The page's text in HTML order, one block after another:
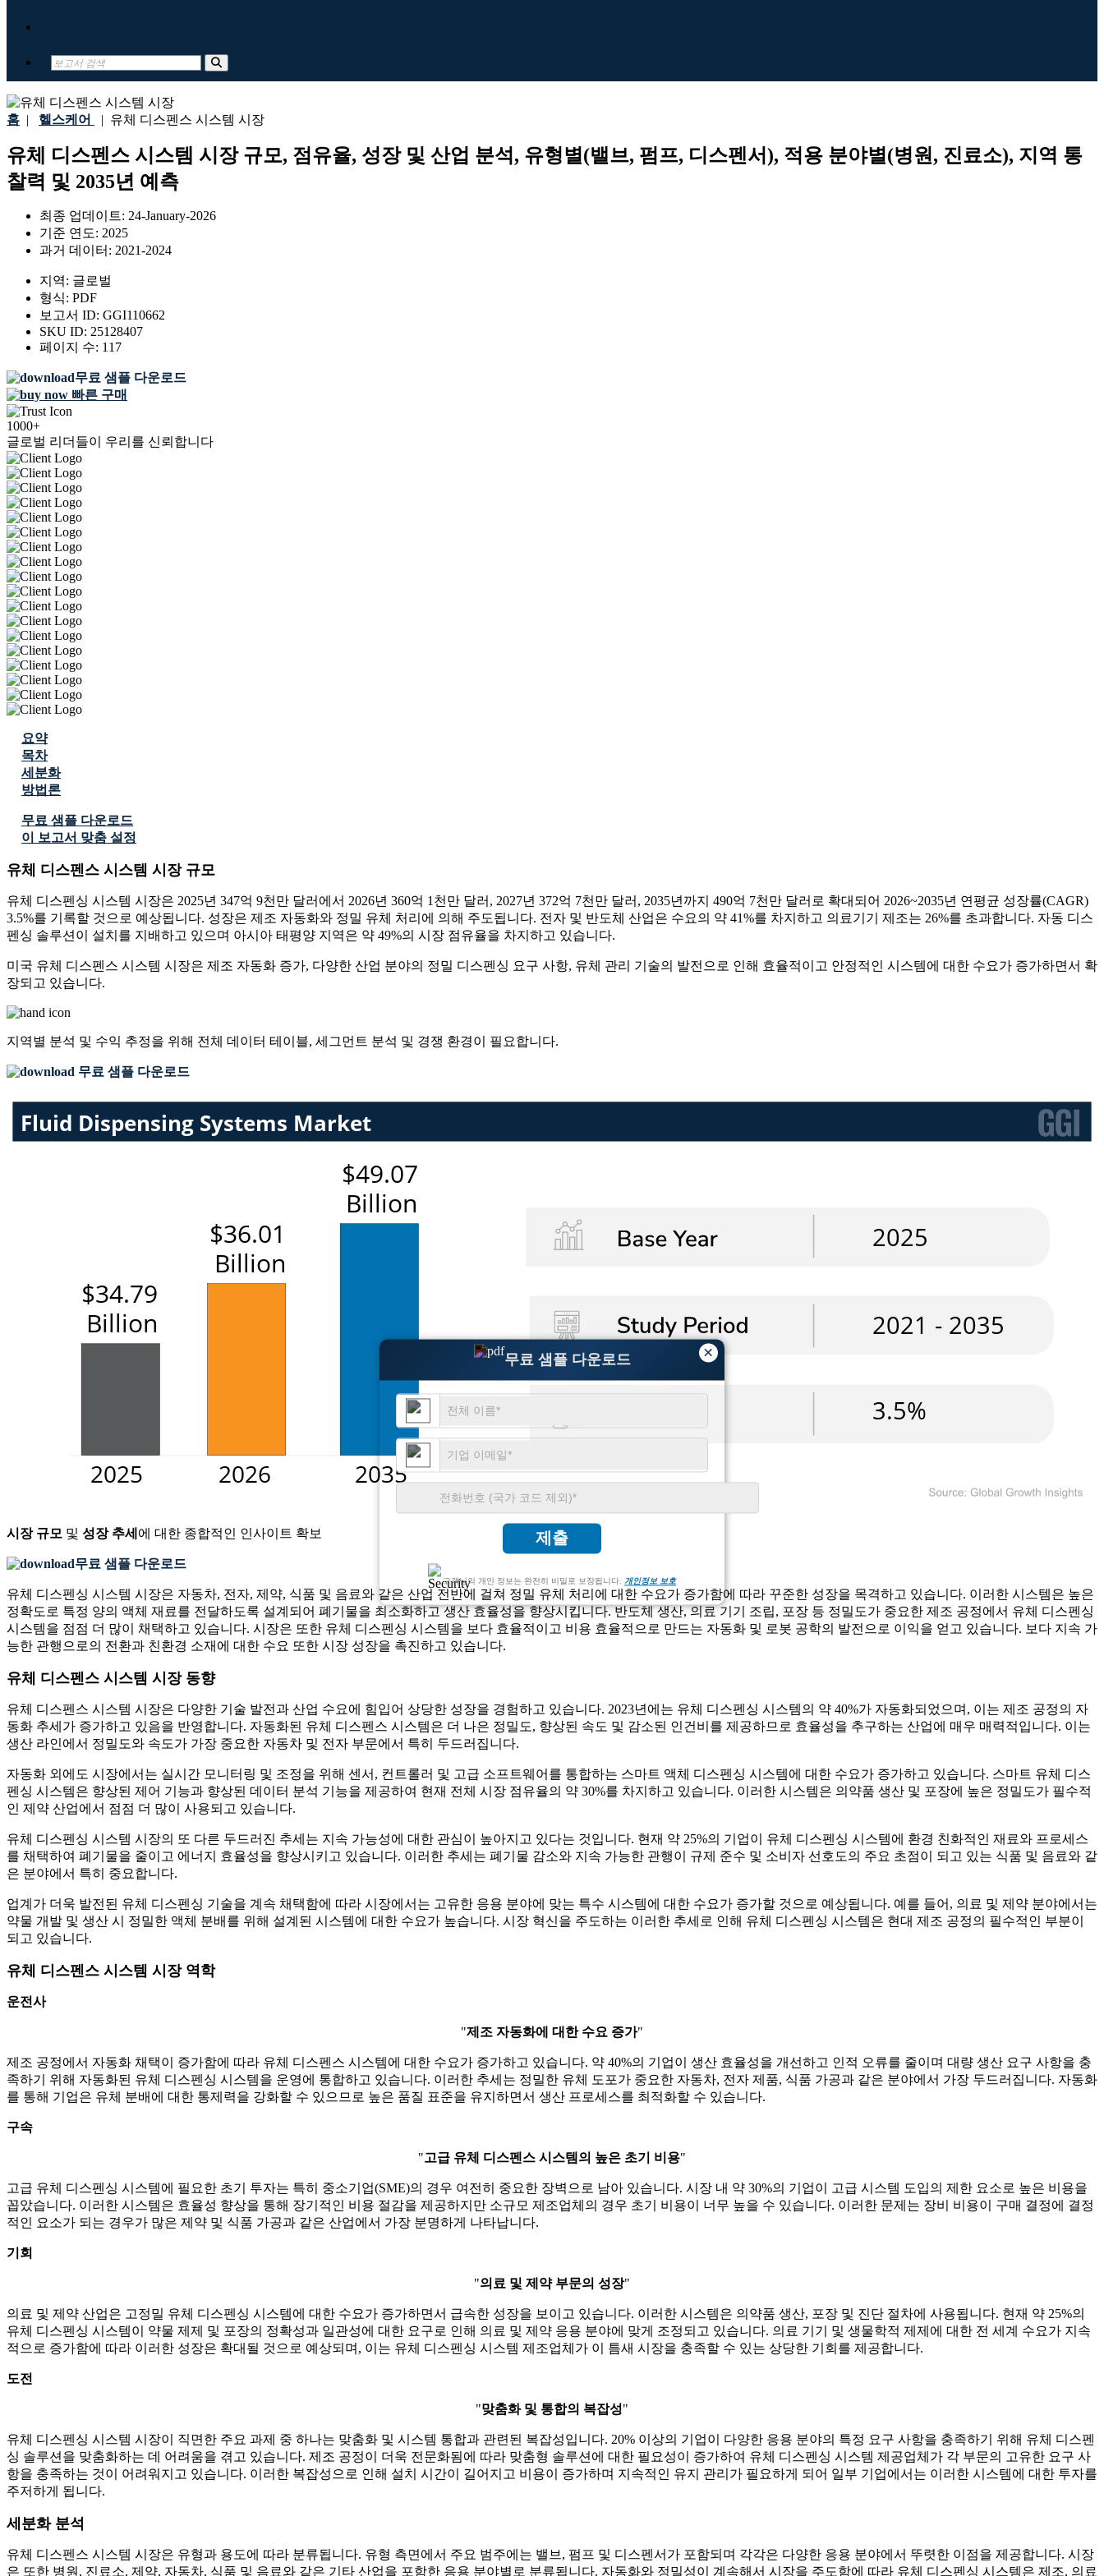
홈 | 헬스케어 | 유체 디스펜스 시스템 시장
유체 디스펜스 시스템 시장 규모, 점유율, 성장 및 산업 분석, 유형별(밸브, 펌프, 디스펜서), 적용 분야별(병원, 진료소), 지역 통
찰력 및 2035년 예측
최종 업데이트: 24-January-2026
기준 연도: 2025
과거 데이터: 2021-2024
지역: 글로벌
형식: PDF
보고서 ID: GGI110662
SKU ID: 25128407
페이지 수: 117
무료 샘플 다운로드
빠른 구매
1000+
글로벌 리더들이 우리를 신뢰합니다
×
무료 샘플 다운로드
제출
고객님의 개인 정보는 완전히 비밀로 보장됩니다. 개인정보 보호
요약
목차
세분화
방법론
무료 샘플 다운로드
이 보고서 맞춤 설정
유체 디스펜스 시스템 시장 규모
유체 디스펜싱 시스템 시장은 2025년 347억 9천만 달러에서 2026년 360억 1천만 달러, 2027년 372억 7천만 달러, 2035년까지 490억 7천만 달러로 확대되어 2026~2035년 연평균 성장률(CAGR)
3.5%를 기록할 것으로 예상됩니다. 성장은 제조 자동화와 정밀 유체 처리에 의해 주도됩니다. 전자 및 반도체 산업은 수요의 약 41%를 차지하고 의료기기 제조는 26%를 초과합니다. 자동 디스
펜싱 솔루션이 설치를 지배하고 있으며 아시아 태평양 지역은 약 49%의 시장 점유율을 차지하고 있습니다.
미국 유체 디스펜스 시스템 시장은 제조 자동화 증가, 다양한 산업 분야의 정밀 디스펜싱 요구 사항, 유체 관리 기술의 발전으로 인해 효율적이고 안정적인 시스템에 대한 수요가 증가하면서 확
장되고 있습니다.
지역별 분석 및 수익 추정을 위해 전체 데이터 테이블, 세그먼트 분석 및 경쟁 환경이 필요합니다.
무료 샘플 다운로드
시장 규모 및 성장 추세 에 대한 종합적인 인사이트 확보
무료 샘플 다운로드
유체 디스펜싱 시스템 시장은 자동차, 전자, 제약, 식품 및 음료와 같은 산업 전반에 걸쳐 정밀 유체 처리에 대한 수요가 증가함에 따라 꾸준한 성장을 목격하고 있습니다. 이러한 시스템은 높은
정확도로 특정 양의 액체 재료를 전달하도록 설계되어 폐기물을 최소화하고 생산 효율성을 향상시킵니다. 반도체 생산, 의료 기기 조립, 포장 등 정밀도가 중요한 제조 공정에서 유체 디스펜싱
시스템을 점점 더 많이 채택하고 있습니다. 시장은 또한 유체 디스펜싱 시스템을 보다 효율적이고 비용 효율적으로 만드는 자동화 및 로봇 공학의 발전으로 이익을 얻고 있습니다. 보다 지속 가
능한 관행으로의 전환과 친환경 소재에 대한 수요 또한 시장 성장을 촉진하고 있습니다.
유체 디스펜스 시스템 시장 동향
유체 디스펜스 시스템 시장은 다양한 기술 발전과 산업 수요에 힘입어 상당한 성장을 경험하고 있습니다. 2023년에는 유체 디스펜싱 시스템의 약 40%가 자동화되었으며, 이는 제조 공정의 자
동화 추세가 증가하고 있음을 반영합니다. 자동화된 유체 디스펜스 시스템은 더 나은 정밀도, 향상된 속도 및 감소된 인건비를 제공하므로 효율성을 추구하는 산업에 매우 매력적입니다. 이는
생산 라인에서 정밀도와 속도가 가장 중요한 자동차 및 전자 부문에서 특히 두드러집니다.
자동화 외에도 시장에서는 실시간 모니터링 및 조정을 위해 센서, 컨트롤러 및 고급 소프트웨어를 통합하는 스마트 액체 디스펜싱 시스템에 대한 수요가 증가하고 있습니다. 스마트 유체 디스
펜싱 시스템은 향상된 제어 기능과 향상된 데이터 분석 기능을 제공하여 현재 전체 시장 점유율의 약 30%를 차지하고 있습니다. 이러한 시스템은 의약품 생산 및 포장에 높은 정밀도가 필수적
인 제약 산업에서 점점 더 많이 사용되고 있습니다.
유체 디스펜싱 시스템 시장의 또 다른 두드러진 추세는 지속 가능성에 대한 관심이 높아지고 있다는 것입니다. 현재 약 25%의 기업이 유체 디스펜싱 시스템에 환경 친화적인 재료와 프로세스
를 채택하여 폐기물을 줄이고 에너지 효율성을 향상시키고 있습니다. 이러한 추세는 폐기물 감소와 지속 가능한 관행이 규제 준수 및 소비자 선호도의 주요 초점이 되고 있는 식품 및 음료와 같
은 분야에서 특히 중요합니다.
업계가 더욱 발전된 유체 디스펜싱 기술을 계속 채택함에 따라 시장에서는 고유한 응용 분야에 맞는 특수 시스템에 대한 수요가 증가할 것으로 예상됩니다. 예를 들어, 의료 및 제약 분야에서는
약물 개발 및 생산 시 정밀한 액체 분배를 위해 설계된 시스템에 대한 수요가 높습니다. 시장 혁신을 주도하는 이러한 추세로 인해 유체 디스펜싱 시스템은 현대 제조 공정의 필수적인 부분이
되고 있습니다.
유체 디스펜스 시스템 시장 역학
운전사
"제조 자동화에 대한 수요 증가"
제조 공정에서 자동화 채택이 증가함에 따라 유체 디스펜스 시스템에 대한 수요가 증가하고 있습니다. 약 40%의 기업이 생산 효율성을 개선하고 인적 오류를 줄이며 대량 생산 요구 사항을 충
족하기 위해 자동화된 유체 디스펜싱 시스템을 운영에 통합하고 있습니다. 이러한 추세는 정밀한 유체 도포가 중요한 자동차, 전자 제품, 식품 가공과 같은 분야에서 가장 두드러집니다. 자동화
를 통해 기업은 유체 분배에 대한 통제력을 강화할 수 있으므로 높은 품질 표준을 유지하면서 생산 프로세스를 최적화할 수 있습니다.
구속
"고급 유체 디스펜스 시스템의 높은 초기 비용"
고급 유체 디스펜싱 시스템에 필요한 초기 투자는 특히 중소기업(SME)의 경우 여전히 중요한 장벽으로 남아 있습니다. 시장 내 약 30%의 기업이 고급 시스템 도입의 제한 요소로 높은 비용을
꼽았습니다. 이러한 시스템은 효율성 향상을 통해 장기적인 비용 절감을 제공하지만 소규모 제조업체의 경우 초기 비용이 너무 높을 수 있습니다. 이러한 문제는 장비 비용이 구매 결정에 결정
적인 요소가 되는 경우가 많은 제약 및 식품 가공과 같은 산업에서 가장 분명하게 나타납니다.
기회
"의료 및 제약 부문의 성장"
의료 및 제약 산업은 고정밀 유체 디스펜싱 시스템에 대한 수요가 증가하면서 급속한 성장을 보이고 있습니다. 이러한 시스템은 의약품 생산, 포장 및 진단 절차에 사용됩니다. 현재 약 25%의
유체 디스펜싱 시스템이 약물 제제 및 포장의 정확성과 일관성에 대한 요구로 인해 의료 및 제약 응용 분야에 맞게 조정되고 있습니다. 의료 기기 및 생물학적 제제에 대한 전 세계 수요가 지속
적으로 증가함에 따라 이러한 성장은 확대될 것으로 예상되며, 이는 유체 디스펜싱 시스템 제조업체가 이 틈새 시장을 충족할 수 있는 상당한 기회를 제공합니다.
도전
"맞춤화 및 통합의 복잡성"
유체 디스펜싱 시스템 시장이 직면한 주요 과제 중 하나는 맞춤화 및 시스템 통합과 관련된 복잡성입니다. 20% 이상의 기업이 다양한 응용 분야의 특정 요구 사항을 충족하기 위해 유체 디스펜
싱 솔루션을 맞춤화하는 데 어려움을 겪고 있습니다. 제조 공정이 더욱 전문화됨에 따라 맞춤형 솔루션에 대한 필요성이 증가하여 유체 디스펜싱 시스템 제공업체가 각 부문의 고유한 요구 사
항을 충족하는 것이 어려워지고 있습니다. 이러한 복잡성으로 인해 설치 시간이 길어지고 비용이 증가하며 지속적인 유지 관리가 필요하게 되어 일부 기업에서는 이러한 시스템에 대한 투자를
주저하게 됩니다.
세분화 분석
유체 디스펜스 시스템 시장은 유형과 용도에 따라 분류됩니다. 유형 측면에서 주요 범주에는 밸브, 펌프 및 디스펜서가 포함되며 각각은 다양한 응용 분야에서 뚜렷한 이점을 제공합니다. 시장
은 또한 병원, 진료소, 제약, 자동차, 식품 및 음료와 같은 기타 산업을 포함한 응용 분야별로 분류됩니다. 자동화와 정밀성이 계속해서 시장을 주도함에 따라 유체 디스펜싱 시스템은 제조, 의료